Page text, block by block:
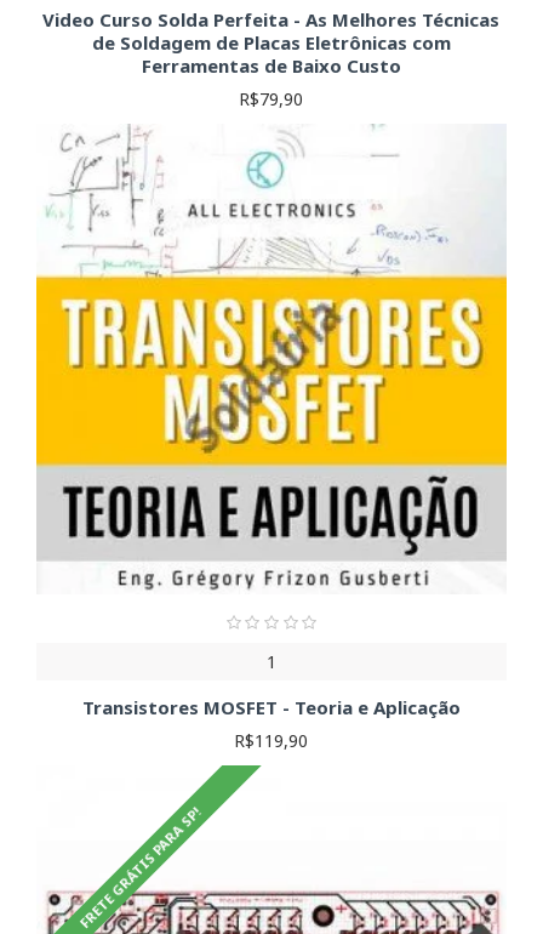
dificuldade, incluindo:
Cursos básicos:Introdução à eletrônica, conceitos
fundamentais.
Cursos intermediários:Circuitos mais complexos,
microcontroladores, etc.
Cursos avançados:
Projetos avançados, eletrônica de
potência, etc.
Cursos específicos:Manutenção de equipamentos
eletrônicos, projetos embarcados, etc.
Navegue pela nossa seleção de cursos e encontre o que
melhor se adapta às suas necessidades e objetivos. A
Soldafria oferece uma variedade de recursos para tornar sua
jornada de aprendizado na eletrônica mais eficiente e
agradável. Consulte a descrição de cada curso para verificar o
conteúdo, pré-requisitos e nível de dificuldade.
Video Curso Solda Perfeita - As Melhores Técnicas
de Soldagem de Placas Eletrônicas com
Ferramentas de Baixo Custo
R$79,90
1
Transistores MOSFET - Teoria e Aplicação
R$119,90
FRETE GRÁTIS PARA SP!